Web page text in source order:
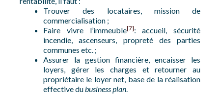
Trouver des locataires, mission de
commercialisation ;
Faire vivre l’immeuble[7]: accueil, sécurité
incendie, ascenseurs, propreté des parties
communes etc. ;
Assurer la gestion financière, encaisser les
loyers, gérer les charges et retourner au
propriétaire le loyer net, base de la réalisation
effective dubusiness plan.